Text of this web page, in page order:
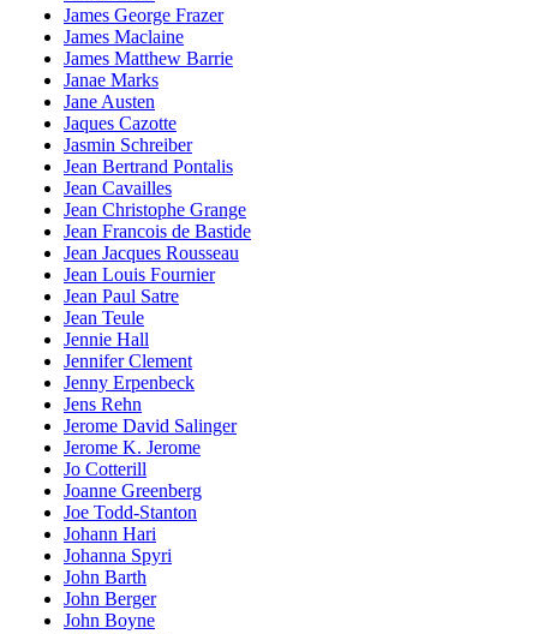
James George Frazer
James Maclaine
James Matthew Barrie
Janae Marks
Jane Austen
Jaques Cazotte
Jasmin Schreiber
Jean Bertrand Pontalis
Jean Cavailles
Jean Christophe Grange
Jean Francois de Bastide
Jean Jacques Rousseau
Jean Louis Fournier
Jean Paul Satre
Jean Teule
Jennie Hall
Jennifer Clement
Jenny Erpenbeck
Jens Rehn
Jerome David Salinger
Jerome K. Jerome
Jo Cotterill
Joanne Greenberg
Joe Todd-Stanton
Johann Hari
Johanna Spyri
John Barth
John Berger
John Boyne